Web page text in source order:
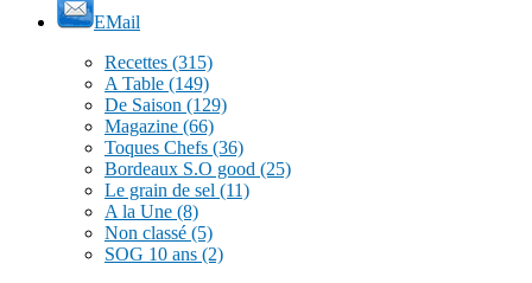
EMail
Recettes (315)
A Table (149)
De Saison (129)
Magazine (66)
Toques Chefs (36)
Bordeaux S.O good (25)
Le grain de sel (11)
A la Une (8)
Non classé (5)
SOG 10 ans (2)